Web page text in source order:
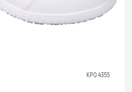
КРО 4355